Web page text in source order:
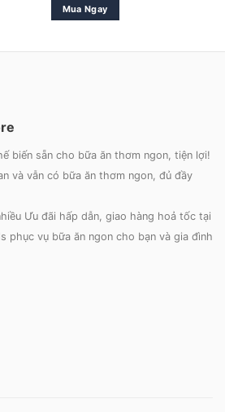
95.000 ₫.
Mua Ngay
biến sẵn cho bữa ăn thơm ngon, tiện lợi!
và vẫn có bữa ăn thơm ngon, đủ đầy
Ưu đãi hấp dẫn, giao hàng hoả tốc tại
phục vụ bữa ăn ngon cho bạn và gia đình